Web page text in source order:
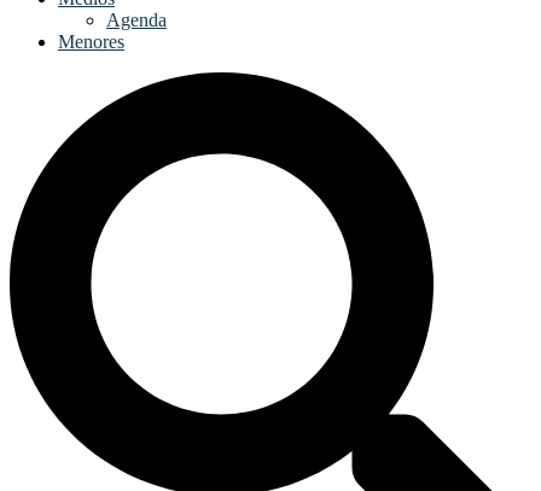
Agenda
Menores